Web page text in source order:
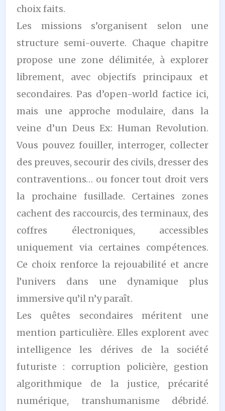
choix faits.
Les missions s’organisent selon une
structure semi-ouverte. Chaque chapitre
propose une zone délimitée, à explorer
librement, avec objectifs principaux et
secondaires. Pas d’open-world factice ici,
mais une approche modulaire, dans la
veine d’un Deus Ex: Human Revolution.
Vous pouvez fouiller, interroger, collecter
des preuves, secourir des civils, dresser des
contraventions… ou foncer tout droit vers
la prochaine fusillade. Certaines zones
cachent des raccourcis, des terminaux, des
coffres électroniques, accessibles
uniquement via certaines compétences.
Ce choix renforce la rejouabilité et ancre
l’univers dans une dynamique plus
immersive qu’il n’y paraît.
Les quêtes secondaires méritent une
mention particulière. Elles explorent avec
intelligence les dérives de la société
futuriste : corruption policière, gestion
algorithmique de la justice, précarité
numérique, transhumanisme débridé.